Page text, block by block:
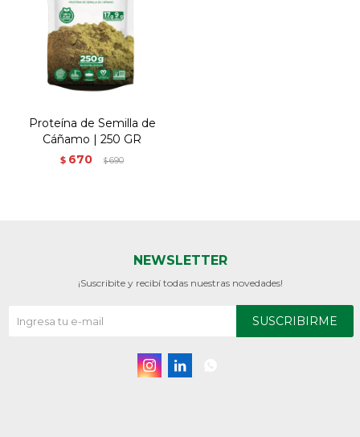
Proteína de Semilla de
Cáñamo | 250 GR
$ 670 $690
NEWSLETTER
¡Suscribite y recibí todas nuestras novedades!
SUSCRIBIRME
 